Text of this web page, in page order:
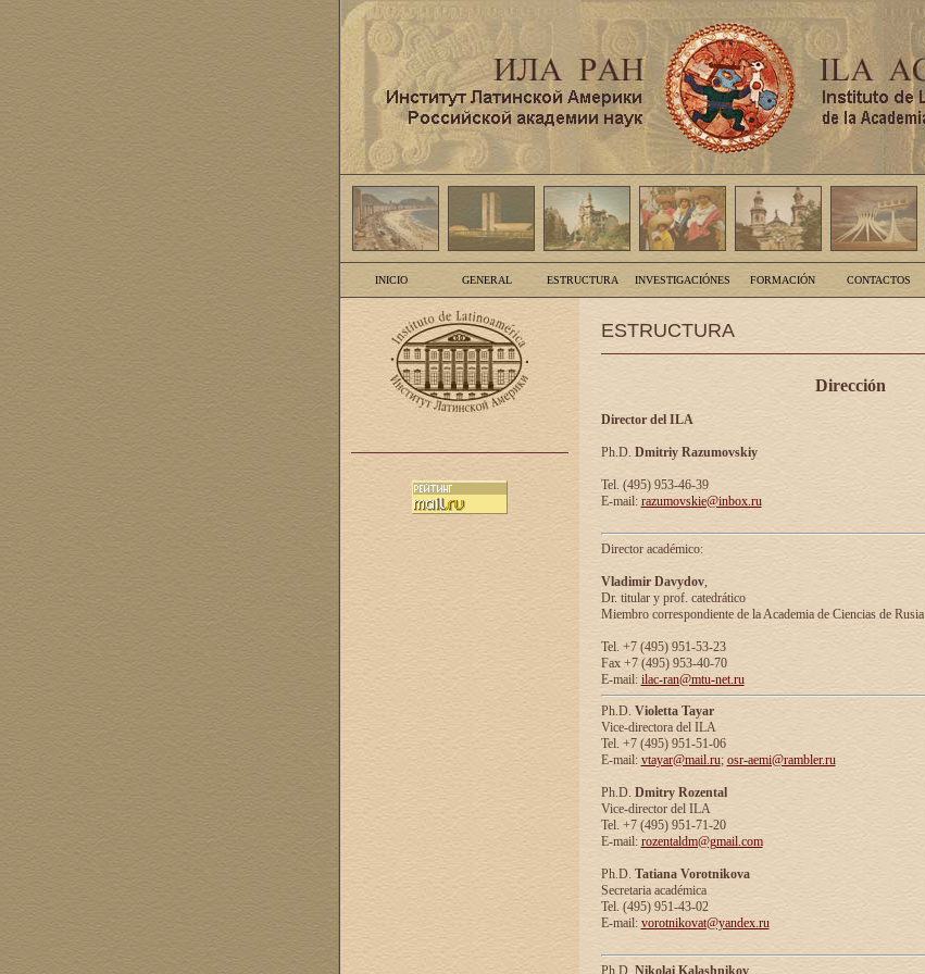
INICIO GENERAL ESTRUCTURA INVESTIGACIÓNES FORMACIÓN CONTACTOS
ESTRUCTURA
Dirección
Director del ILA
Ph.D. Dmitriy Razumovskiy
Tel. (495) 953-46-39
E-mail: razumovskie@inbox.ru
Director académico:
Vladimir Davydov,
Dr. titular y prof. catedrático
Miembro correspondiente de la Academia de Ciencias de Rusia
Tel. +7 (495) 951-53-23
Fax +7 (495) 953-40-70
E-mail: ilac-ran@mtu-net.ru
Ph.D. Violetta Tayar
Vice-directora del ILA
Tel. +7 (495) 951-51-06
E-mail: vtayar@mail.ru; osr-aemi@rambler.ru
Ph.D. Dmitry Rozental
Vice-director del ILA
Tel. +7 (495) 951-71-20
E-mail: rozentaldm@gmail.com
Ph.D. Tatiana Vorotnikova
Secretaria académica
Tel. (495) 951-43-02
E-mail: vorotnikovat@yandex.ru
Ph.D. Nikolai Kalashnikov